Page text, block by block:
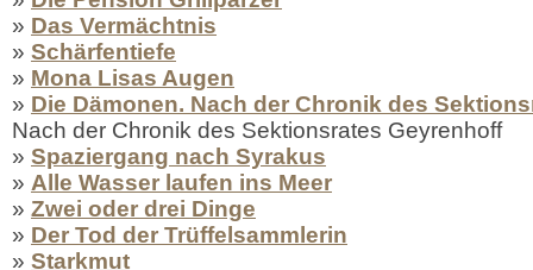
» Das Vermächtnis
» Schärfentiefe
» Mona Lisas Augen
» Die Dämonen. Nach der Chronik des
Nach der Chronik des Sektionsrates Geyrenhoff
» Spaziergang nach Syrakus
» Alle Wasser laufen ins Meer
» Zwei oder drei Dinge
» Der Tod der Trüffelsammlerin
» Starkmut